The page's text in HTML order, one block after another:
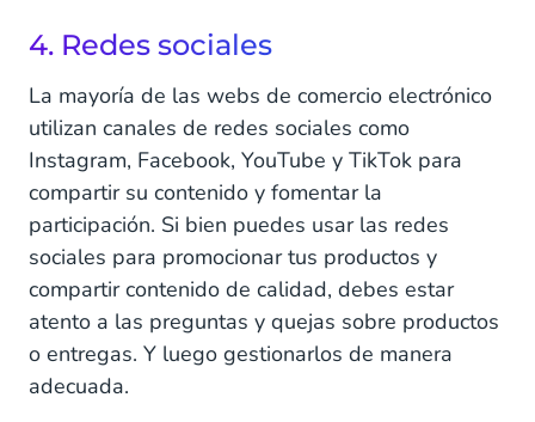
4. Redes sociales
La mayoría de las webs de comercio electrónico
utilizan canales de redes sociales como
Instagram, Facebook, YouTube y TikTok para
compartir su contenido y fomentar la
participación. Si bien puedes usar las redes
sociales para promocionar tus productos y
compartir contenido de calidad, debes estar
atento a las preguntas y quejas sobre productos
o entregas. Y luego gestionarlos de manera
adecuada.